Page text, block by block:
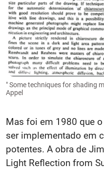
" Some techniques for shading
Appel
Mas foi em 1980 que
ser implementado em
potentes. A obra de
Light Reflection from